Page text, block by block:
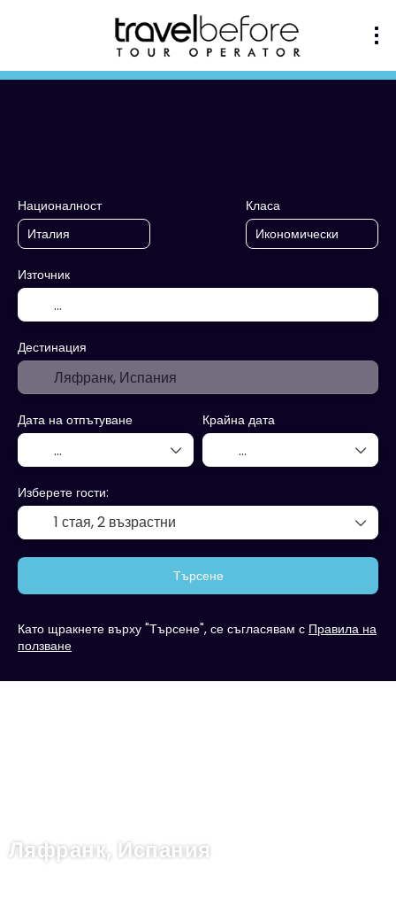
Ляфранк, Испания
Националност Класа
Източник
Дестинация
Дата на отпътуване Крайна дата
Изберете гости:
1 стая,2 възрастни
Търсене
Като щракнете върху "Търсене", се съгласявам с Правила на
ползване